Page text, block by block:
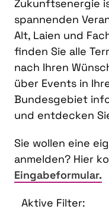
Zukunftsenergie
spannenden
Alt, Laien und
finden Sie alle
nach Ihren
über Events in
Bundesgebiet
und entdecken
Sie wollen eine
anmelden? Hier
Eingabeformular.
Aktive Filter: